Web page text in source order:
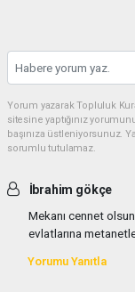
Yorum yazarak Topluluk
sitesine yaptığınız
başınıza üstleniyorsunuz.
sorumlu tutulamaz.
İbrahim gökçe
Mekanı cennet
evlatlarına
Yorumu Yanıtla